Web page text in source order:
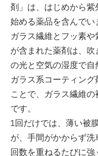
剤」は、はじめから紫
始める薬品を含んでい
ガラス繊維とフッ素
が含まれた薬剤は、
の光と空気の湿度で自
ガラス系コーティン
ことで、ガラス繊維
です。
1回だけでは、薄い被
が、手間がかからず
回数を重ねるたびに